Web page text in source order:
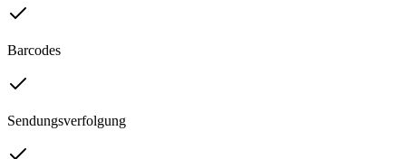
Barcodes
Sendungsverfolgung